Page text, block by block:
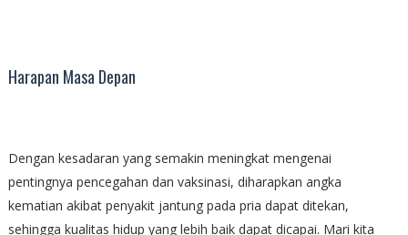
Harapan Masa Depan
Dengan kesadaran yang semakin meningkat mengenai
pentingnya pencegahan dan vaksinasi, diharapkan angka
kematian akibat penyakit jantung pada pria dapat ditekan,
sehingga kualitas hidup yang lebih baik dapat dicapai. Mari kita